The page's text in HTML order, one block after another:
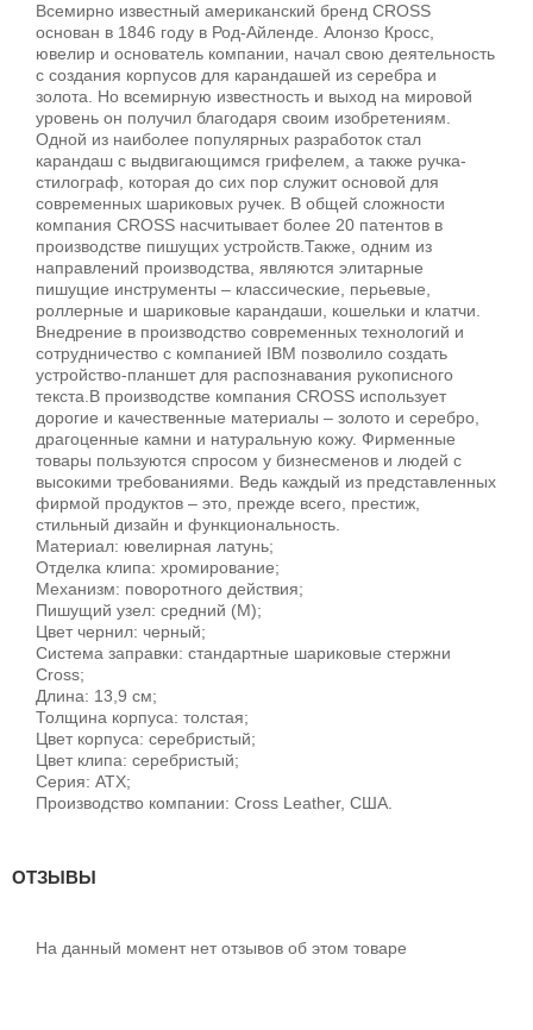
Всемирно известный американский бренд CROSS
основан в 1846 году в Род-Айленде. Алонзо Кросс,
ювелир и основатель компании, начал свою деятельность
с создания корпусов для карандашей из серебра и
золота. Но всемирную известность и выход на мировой
уровень он получил благодаря своим изобретениям.
Одной из наиболее популярных разработок стал
карандаш с выдвигающимся грифелем, а также ручка-
стилограф, которая до сих пор служит основой для
современных шариковых ручек. В общей сложности
компания CROSS насчитывает более 20 патентов в
производстве пишущих устройств.Также, одним из
направлений производства, являются элитарные
пишущие инструменты – классические, перьевые,
роллерные и шариковые карандаши, кошельки и клатчи.
Внедрение в производство современных технологий и
сотрудничество с компанией IBM позволило создать
устройство-планшет для распознавания рукописного
текста.В производстве компания CROSS использует
дорогие и качественные материалы – золото и серебро,
драгоценные камни и натуральную кожу. Фирменные
товары пользуются спросом у бизнесменов и людей с
высокими требованиями. Ведь каждый из представленных
фирмой продуктов – это, прежде всего, престиж,
стильный дизайн и функциональность.
Материал: ювелирная латунь;
Отделка клипа: хромирование;
Механизм: поворотного действия;
Пишущий узел: средний (M);
Цвет чернил: черный;
Система заправки: стандартные шариковые стержни
Cross;
Длина: 13,9 см;
Толщина корпуса: толстая;
Цвет корпуса: серебристый;
Цвет клипа: серебристый;
Серия: ATX;
Производство компании: Cross Leather, США.
ОТЗЫВЫ
На данный момент нет отзывов об этом товаре